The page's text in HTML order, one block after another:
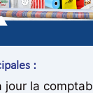
:
jour la